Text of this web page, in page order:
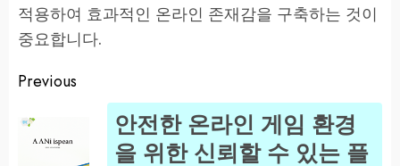
적용하여 효과적인 온라인 존재감을 구축하는 것이
중요합니다.
Post
navigation
Previous
안전한 온라인 게임 환경
을 위한 신뢰할 수 있는 플